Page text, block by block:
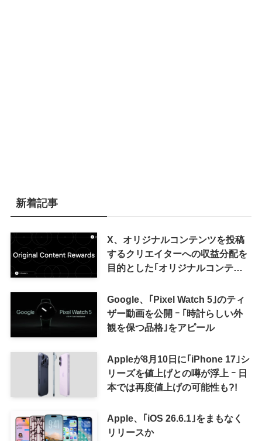
新着記事
X、オリジナルコンテンツを投稿
するクリエイターへの収益分配を
目的とした｢オリジナルコンテン
来の｢収益分配｣は廃止
Google、｢Pixel Watch 5｣のティ
ザー動画を公開 ｰ ｢時計らしい外
観を保つ品格｣をアピール
Appleが8月10日に｢iPhone 17｣シ
リーズを値上げとの噂が浮上 ｰ 日
本では再度値上げの可能性も?!
Apple、｢iOS 26.6.1｣をまもなく
リリースか